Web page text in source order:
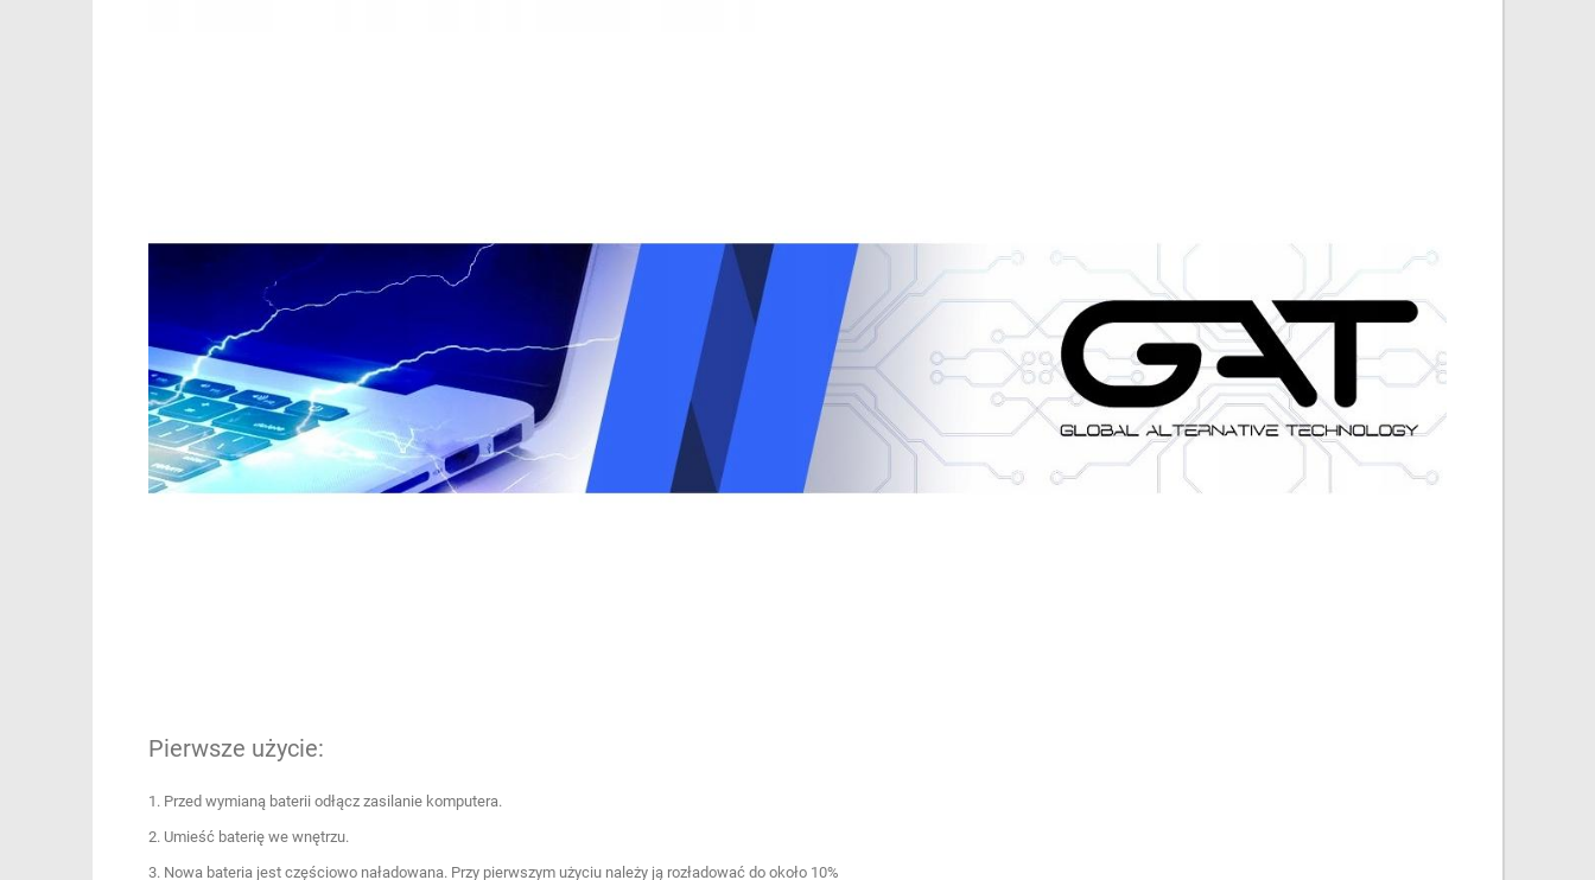
Pierwsze użycie:
1. Przed wymianą baterii odłącz zasilanie komputera.
2. Umieść baterię we wnętrzu.
3. Nowa bateria jest częściowo naładowana. Przy pierwszym użyciu należy ją rozładować do około 10%